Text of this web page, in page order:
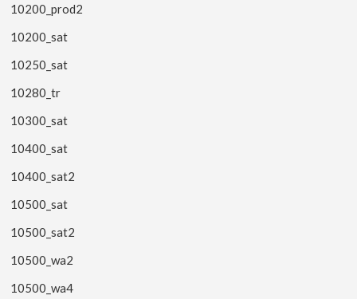
10200_prod2
10200_sat
10250_sat
10280_tr
10300_sat
10400_sat
10400_sat2
10500_sat
10500_sat2
10500_wa2
10500_wa4